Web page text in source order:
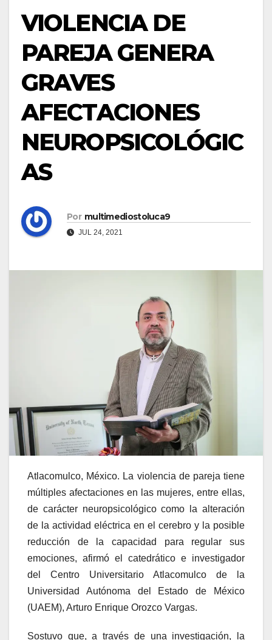
VIOLENCIA DE
PAREJA GENERA
GRAVES
AFECTACIONES
NEUROPSICOLÓGIC
AS
Por multimediostoluca9
JUL 24, 2021
Atlacomulco, México. La violencia de pareja tiene
múltiples afectaciones en las mujeres, entre ellas,
de carácter neuropsicológico como la alteración
de la actividad eléctrica en el cerebro y la posible
reducción de la capacidad para regular sus
emociones, afirmó el catedrático e investigador
del Centro Universitario Atlacomulco de la
Universidad Autónoma del Estado de México
(UAEM), Arturo Enrique Orozco Vargas.
Sostuvo que, a través de una investigación, la